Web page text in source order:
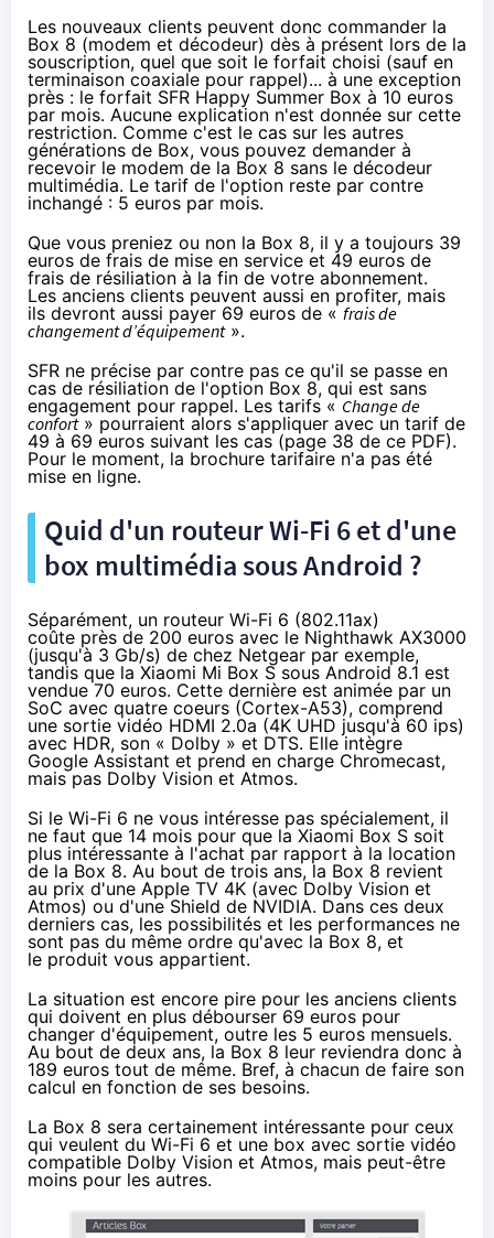
Les nouveaux clients peuvent donc commander la
Box 8 (modem et décodeur) dès à présent lors de la
souscription, quel que soit le forfait choisi (sauf en
terminaison coaxiale pour rappel)... à une exception
près : le forfait SFR Happy Summer Box à 10 euros
par mois. Aucune explication n'est donnée sur cette
restriction. Comme c'est le cas sur les autres
générations de Box, vous pouvez demander à
recevoir le modem de la Box 8 sans le décodeur
multimédia. Le tarif de l'option reste par contre
inchangé : 5 euros par mois.
Que vous preniez ou non la Box 8, il y a toujours 39
euros de frais de mise en service et 49 euros de
frais de résiliation à la fin de votre abonnement.
Les anciens clients peuvent aussi en profiter, mais
ils devront aussi payer 69 euros de « frais de
changement d’équipement».
SFR ne précise par contre pas ce qu'il se passe en
cas de résiliation de l'option Box 8, qui est sans
engagement pour rappel. Les tarifs « Change de
confort» pourraient alors s'appliquer avec un tarif de
49 à 69 euros suivant les cas (page 38 de ce PDF).
Pour le moment, la brochure tarifaire n'a pas été
mise en ligne.
Quid d'un routeur Wi-Fi 6 et d'une
box multimédia sous Android ?
Séparément, un routeur Wi-Fi 6 (802.11ax)
coûte près de 200 euros avec le Nighthawk AX3000
(jusqu'à 3 Gb/s) de chez Netgear par exemple,
tandis que la Xiaomi Mi Box S sous Android 8.1 est
vendue 70 euros. Cette dernière est animée par un
SoC avec quatre coeurs (Cortex-A53), comprend
une sortie vidéo HDMI 2.0a (4K UHD jusqu'à 60 ips)
avec HDR, son « Dolby » et DTS. Elle intègre
Google Assistant et prend en charge Chromecast,
mais pas Dolby Vision et Atmos.
Si le Wi-Fi 6 ne vous intéresse pas spécialement, il
ne faut que 14 mois pour que la Xiaomi Box S soit
plus intéressante à l'achat par rapport à la location
de la Box 8. Au bout de trois ans, la Box 8 revient
au prix d'une Apple TV 4K (avec Dolby Vision et
Atmos) ou d'uneShield de NVIDIA. Dans ces deux
derniers cas, les possibilités et les performances ne
sont pas du même ordre qu'avec la Box 8, et
le produit vous appartient.
La situation est encore pire pour les anciens clients
qui doivent en plus débourser 69 euros pour
changer d'équipement, outre les 5 euros mensuels.
Au bout de deux ans, la Box 8 leur reviendra donc à
189 euros tout de même. Bref, à chacun de faire son
calcul en fonction de ses besoins.
La Box 8 sera certainement intéressante pour ceux
qui veulent du Wi-Fi 6 et une box avec sortie vidéo
compatible Dolby Vision et Atmos, mais peut-être
moins pour les autres.